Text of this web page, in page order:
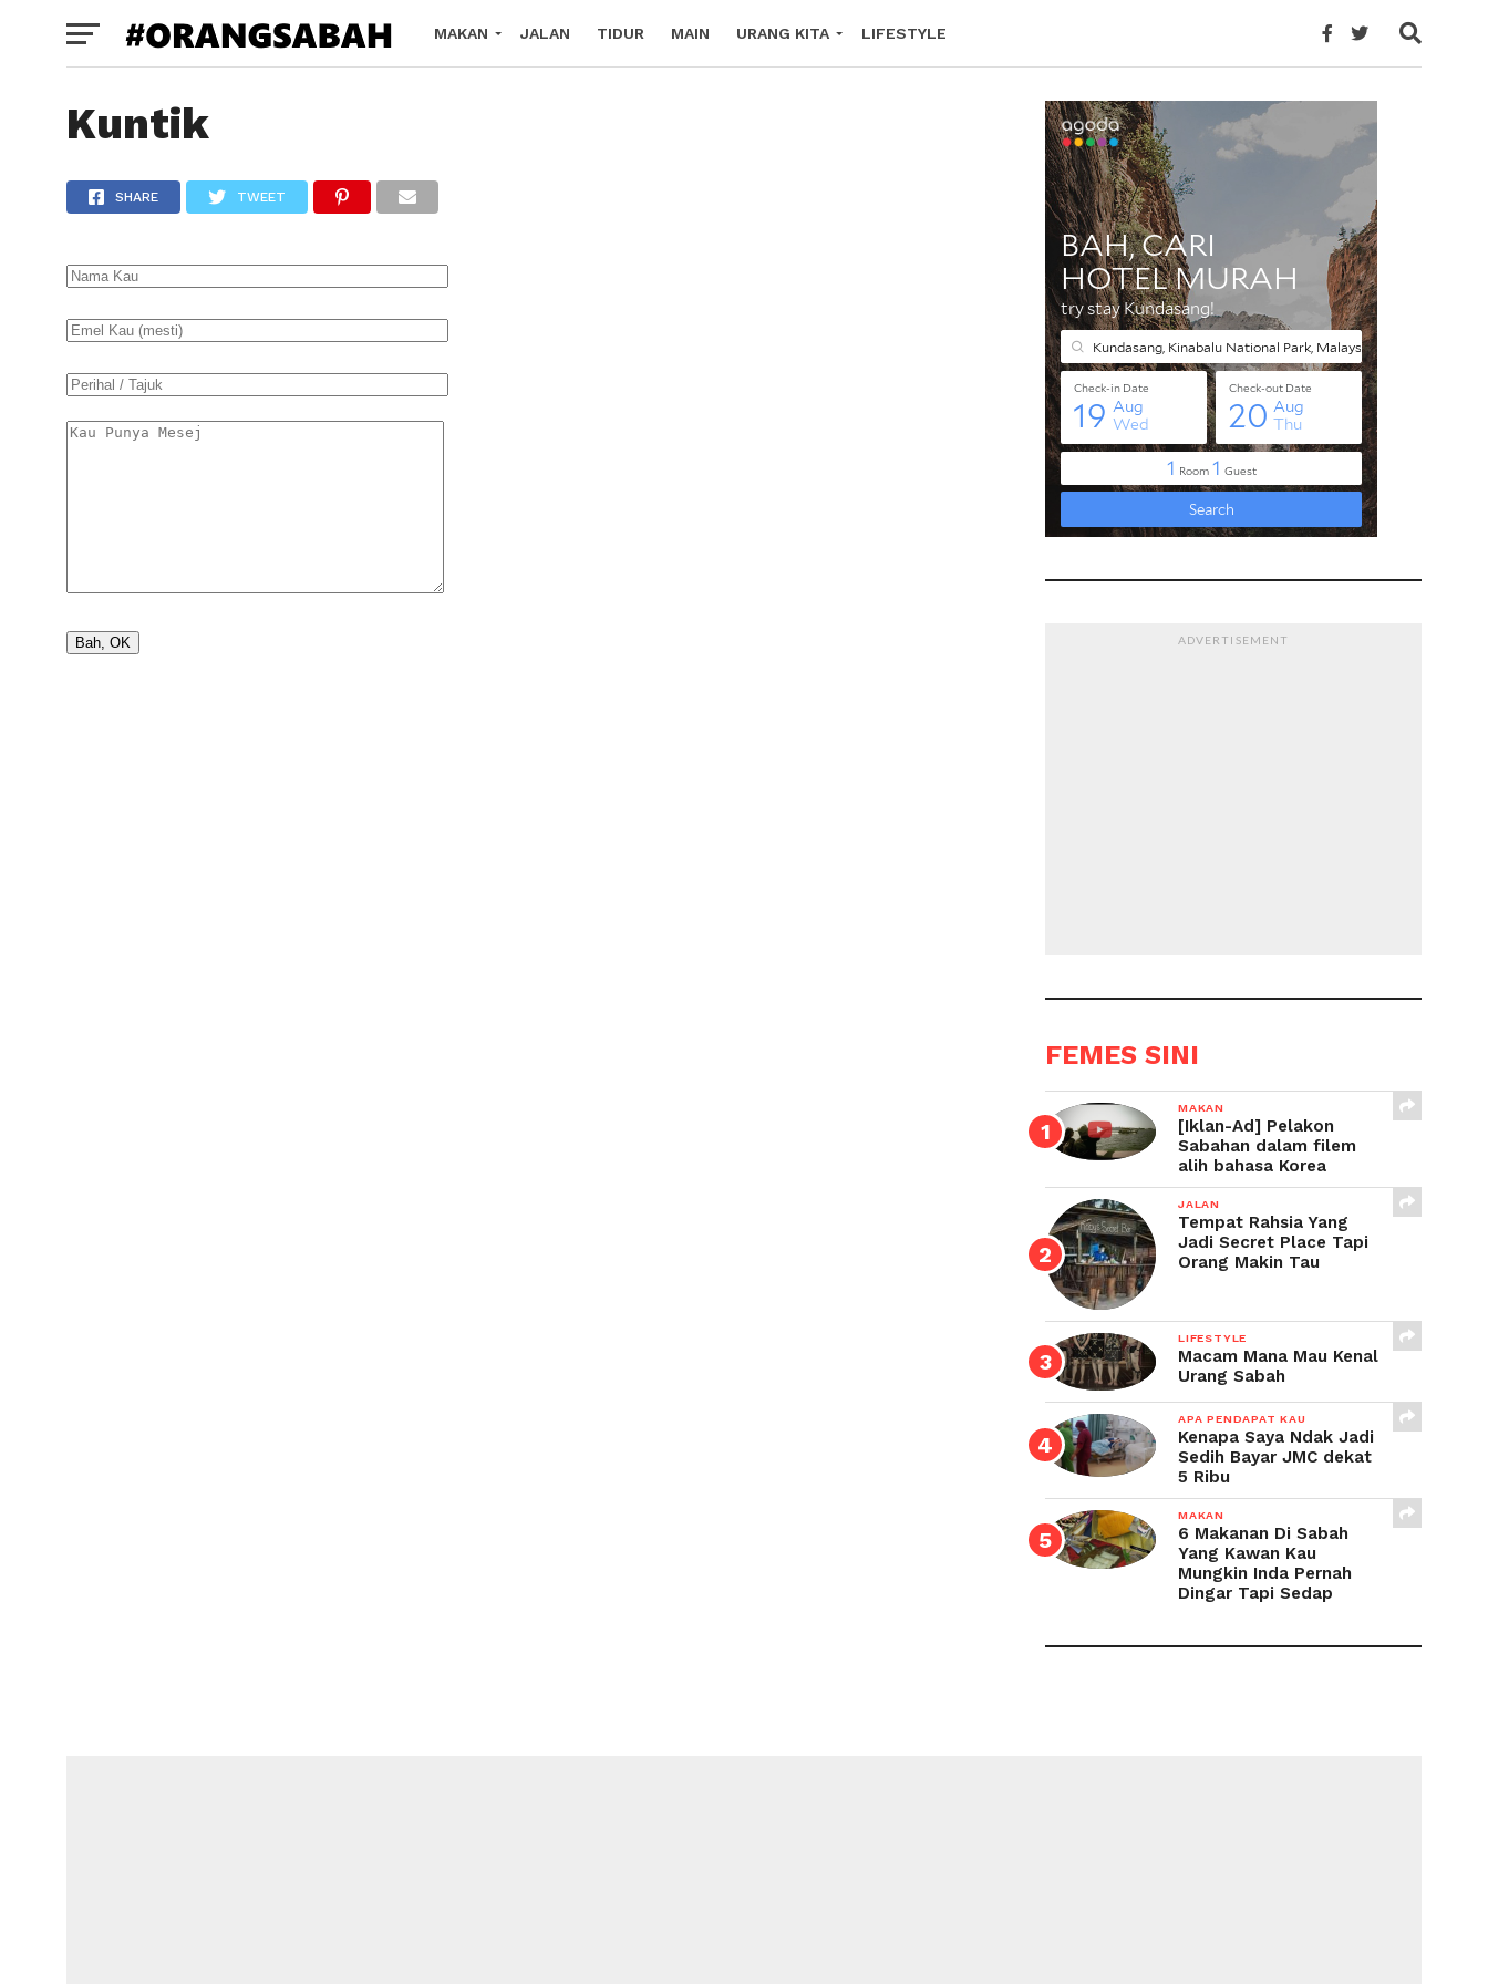
MAKAN JALAN TIDUR MAIN URANG KITA LIFESTYLE
Kuntik
SHARE TWEET
ADVERTISEMENT
FEMES SINI
MAKAN
[Iklan-Ad] Pelakon
Sabahan dalam filem
alih bahasa Korea
JALAN
Tempat Rahsia Yang
Jadi Secret Place Tapi
Orang Makin Tau
LIFESTYLE
Macam Mana Mau Kenal
Urang Sabah
APA PENDAPAT KAU
Kenapa Saya Ndak Jadi
Sedih Bayar JMC dekat
5 Ribu
MAKAN
6 Makanan Di Sabah
Yang Kawan Kau
Mungkin Inda Pernah
Dingar Tapi Sedap